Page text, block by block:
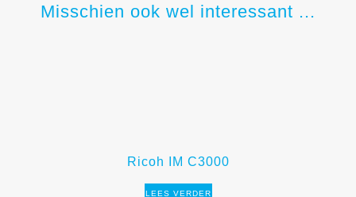
Misschien ook wel interessant ...
Ricoh IM C3000
LEES VERDER